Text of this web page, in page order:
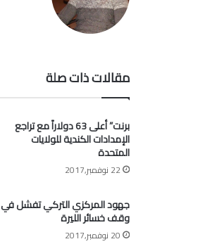
مقالات ذات صلة
برنت” أعلى 63 دولاراً مع تراجع
الإمدادات الكندية للولايات
المتحدة
22 نوفمبر,2017
جهود المركزي التركي تفشل في
وقف خسائر الليرة
20 نوفمبر,2017